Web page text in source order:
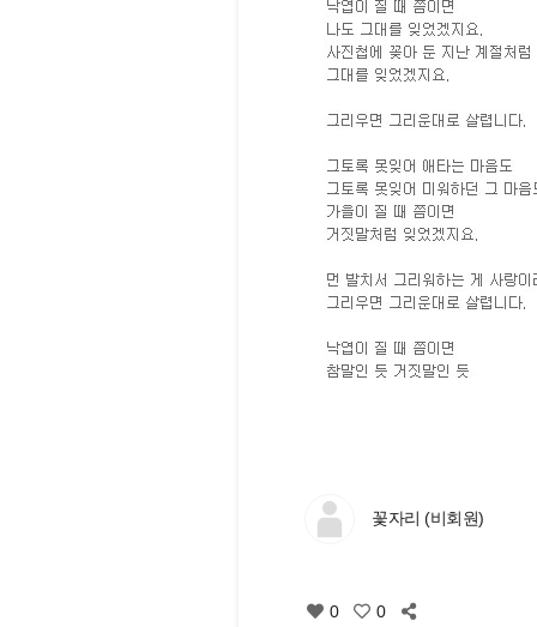
꽃자리 (비회원)
0 0